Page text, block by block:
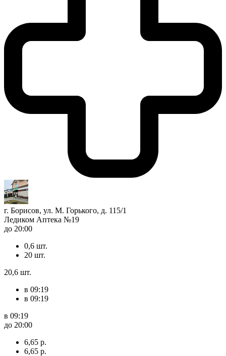
г. Борисов, ул. М. Горького, д. 115/1
Ледиком Аптека №19
до 20:00
0,6 шт.
20 шт.
20,6 шт.
в 09:19
в 09:19
в 09:19
до 20:00
6,65 р.
6,65 р.